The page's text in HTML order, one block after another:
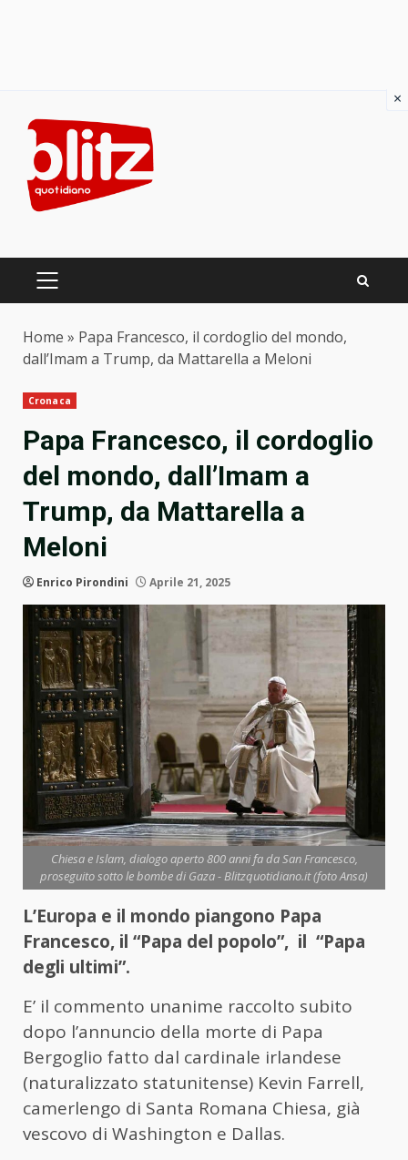
content
PRIMARY
Home » Papa Francesco, il cordoglio del mondo,
dall’Imam a Trump, da Mattarella a Meloni
Cronaca
Papa Francesco, il cordoglio
del mondo, dall’Imam a
Trump, da Mattarella a
Meloni
Enrico Pirondini Aprile 21, 2025
Chiesa e Islam, dialogo aperto 800 anni fa da San Francesco,
proseguito sotto le bombe di Gaza - Blitzquotidiano.it (foto Ansa)
L’Europa e il mondo piangono Papa
Francesco, il “Papa del popolo”, il “Papa
degli ultimi”.
E’ il commento unanime raccolto subito
dopo l’annuncio della morte di Papa
Bergoglio fatto dal cardinale irlandese
(naturalizzato statunitense) Kevin Farrell,
camerlengo di Santa Romana Chiesa, già
vescovo di Washington e Dallas.
×